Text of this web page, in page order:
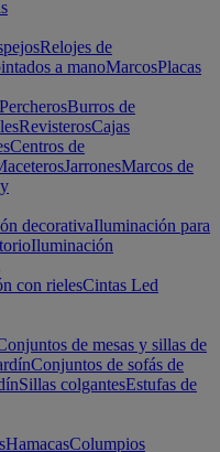
Relojes de
a manoMarcosPlacas
PercherosBurros de
RevisterosCajas
Centros de
JarronesMarcos de
decorativaIluminación para
Iluminación
con rielesCintas Led
de mesas y sillas de
Conjuntos de sofás de
Sillas colgantesEstufas de
HamacasColumpios